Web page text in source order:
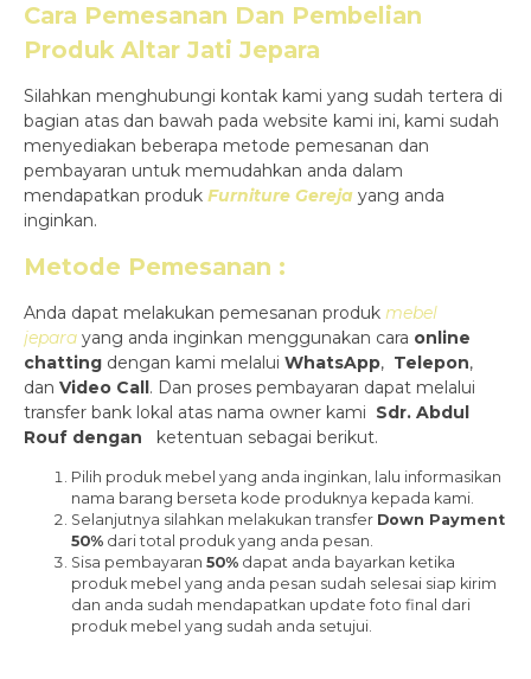
Cara Pemesanan Dan Pembelian
Produk Altar Jati Jepara
Silahkan menghubungi kontak kami yang sudah tertera di
bagian atas dan bawah pada website kami ini, kami sudah
menyediakan beberapa metode pemesanan dan
pembayaran untuk memudahkan anda dalam
mendapatkan produk Furniture Gereja yang anda
inginkan.
Metode Pemesanan :
Anda dapat melakukan pemesanan produk mebel
jepara yang anda inginkan menggunakan cara online
chatting dengan kami melalui WhatsApp, Telepon,
dan Video Call. Dan proses pembayaran dapat melalui
transfer bank lokal atas nama owner kami Sdr. Abdul
Rouf dengan ketentuan sebagai berikut.
Pilih produk mebel yang anda inginkan, lalu informasikan
nama barang berseta kode produknya kepada kami.
Selanjutnya silahkan melakukan transfer Down Payment
50% dari total produk yang anda pesan.
Sisa pembayaran 50% dapat anda bayarkan ketika
produk mebel yang anda pesan sudah selesai siap kirim
dan anda sudah mendapatkan update foto final dari
produk mebel yang sudah anda setujui.